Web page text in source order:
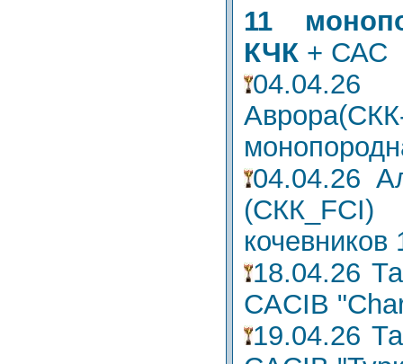
11
КЧК + САС
04.04.26
кочевников
18.04.26
CACIB
19.04.26